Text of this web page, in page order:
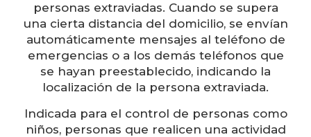
personas extraviadas. Cuando se supera
una cierta distancia del domicilio, se envían
automáticamente mensajes al teléfono de
emergencias o a los demás teléfonos que
se hayan preestablecido, indicando la
localización de la persona extraviada.
Indicada para el control de personas como
niños, personas que realicen una actividad